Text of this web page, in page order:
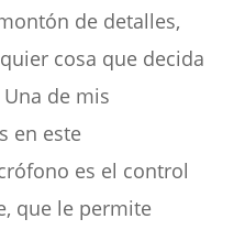
de detalles,
cosa que decida
de mis
en este
es el control
que le permite